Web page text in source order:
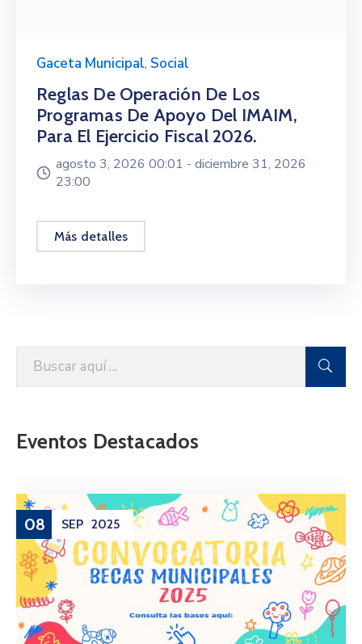
Gaceta Municipal, Social
Reglas De Operación De Los
Programas De Apoyo Del IMAIM,
Para El Ejercicio Fiscal 2026.
agosto 3, 2026 00:01 - diciembre 31, 2026
23:00
Más detalles
Eventos Destacados
08 SEP 2025